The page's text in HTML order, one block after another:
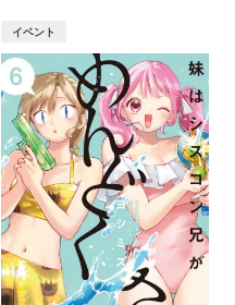
イベント